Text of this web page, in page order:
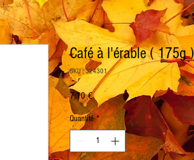
Café à l'érable ( 175g )
SKU : 324301
7,10 €Prix
Quantité *